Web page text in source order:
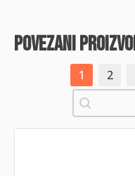
povezani
1 2
Pretraži